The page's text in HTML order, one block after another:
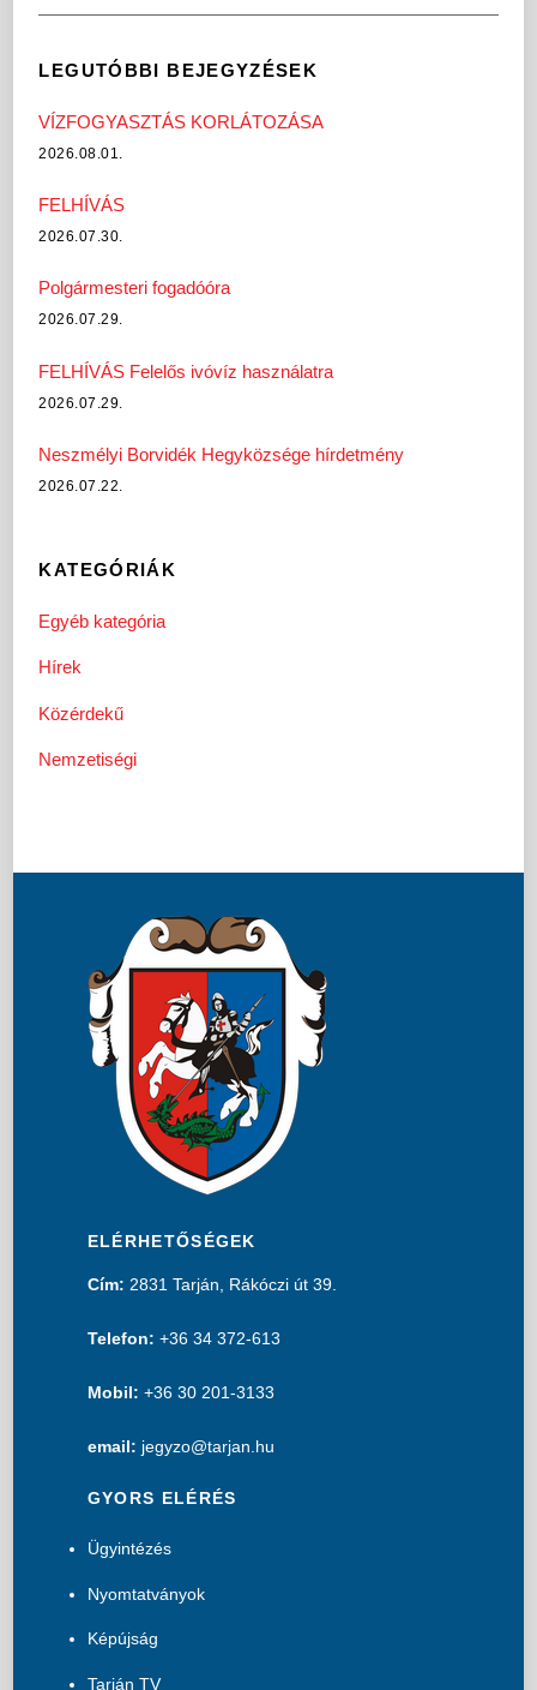
LEGUTÓBBI BEJEGYZÉSEK
VÍZFOGYASZTÁS KORLÁTOZÁSA
2026.08.01.
FELHÍVÁS
2026.07.30.
Polgármesteri fogadóóra
2026.07.29.
FELHÍVÁS Felelős ivóvíz használatra
2026.07.29.
Neszmélyi Borvidék Hegyközsége hírdetmény
2026.07.22.
KATEGÓRIÁK
Egyéb kategória
Hírek
Közérdekű
Nemzetiségi
ELÉRHETŐSÉGEK
Cím: 2831 Tarján, Rákóczi út 39.
Telefon: +36 34 372-613
Mobil: +36 30 201-3133
email: jegyzo@tarjan.hu
GYORS ELÉRÉS
Ügyintézés
Nyomtatványok
Képújság
Tarján TV